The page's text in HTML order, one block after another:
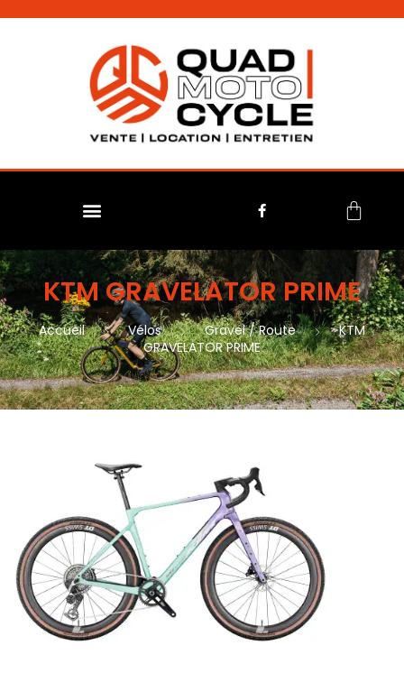
No menu assigned
KTM GRAVELATOR PRIME
Accueil Vélos Gravel / Route
KTM
GRAVELATOR PRIME